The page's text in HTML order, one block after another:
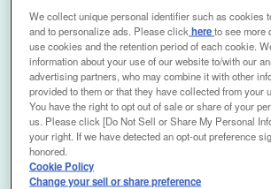
シールドジャッキ
旋回ベアリング
中折れジャッキ
作業台
カッター駆動用電動モータ
We collect unique personal identifier such as cookies
and to personalize ads. Please click hereto see more
use cookies and the retention period of each cookie.
information about your use of our website to/with our
advertising partners, who may combine it with other
provided to them or that they have collected from your
You have the right to opt out of sale or share of your
us. Please click [Do Not Sell or Share My Personal
your right. If we have detected an opt-out preference
honored.
Cookie Policy
Change your sell or share preference